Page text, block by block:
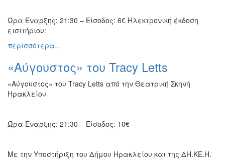
Ώρα Έναρξης: 21:30 – Είσοδος: 6€ Ηλεκτρονική έκδοση
εισιτήριου:
περισσότερα...
«Αύγουστος» του Tracy Letts
«Αύγουστος» του Tracy Letts από την Θεατρική Σκηνή
Ηρακλείου
Ώρα Έναρξης: 21:30 – Είσοδος: 10€
Με την Υποστήριξη του Δήμου Ηρακλείου και της ΔΗ.ΚΕ.Η.